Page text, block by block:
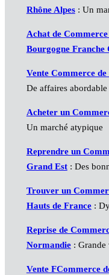
Rhône Alpes : Un
Achat de
Bourgogne Franche
Vente Commerce
De affaires abordable
Acheter un
Un marché atypique
Reprendre un
Grand Est : Des
Trouver un
Hauts de France :
Reprise de
Normandie :
Vente FCommerce